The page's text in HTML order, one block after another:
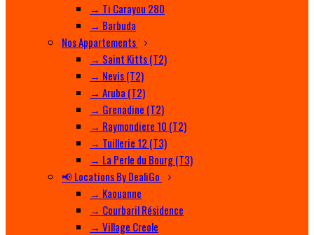
→ Ti Carayou 280
→ Barbuda
Nos Appartements
→ Saint Kitts (T2)
→ Nevis (T2)
→ Aruba (T2)
→ Grenadine (T2)
→ Raymondiere 10 (T2)
→ Tuillerie 12 (T3)
→ La Perle du Bourg (T3)
📢 Locations By DealiGo
→ Kaouanne
→ Courbaril Résidence
→ Village Creole